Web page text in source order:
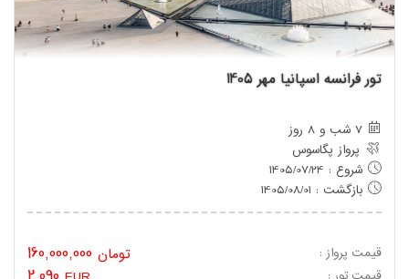
تور فرانسه اسپانیا مهر 1405
7 شب و 8 روز
پرواز پگاسوس
شروع : 1405/07/24
بازگشت : 1405/08/01
تومان قیمت پرواز :